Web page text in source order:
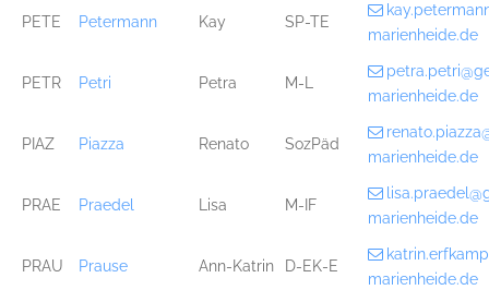
PETE Petermann Kay SP-TE
marienheide.de
PETR Petri Petra M-L
marienheide.de
PIAZ Piazza Renato SozPäd
marienheide.de
PRAE Praedel Lisa M-IF
marienheide.de
PRAU Prause Ann-Katrin D-EK-E
marienheide.de